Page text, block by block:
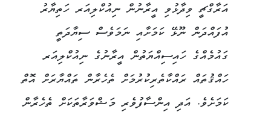
އަރާގްޗީ ވިދާޅުވި އީރާނުން ނިއުކްލިއަރ ހަތިޔާރު
އުފައްދަން ނޫޅޭ ކަމަށާއި ނަމަވެސް ސިޔާދަތީ
ގައުމެއްގެ ހައިސިއްޔަތުން އީރާނުގެ ނިއުކްލިއަރ
ހައްޤުތައް ރައްކާތެރިކުރުމަށް ތެހެރާން ތައްޔާރަށް އޮތް
ކަމަށެވެ. އަދި އިންސާފުވެރި މަޝްވަރާތަކަށް ތެހެރާން